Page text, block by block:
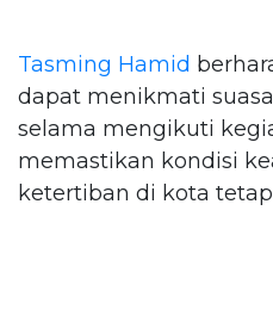
Tasming Hamid
dapat menikmati
selama mengikuti
memastikan kondisi
ketertiban di kota